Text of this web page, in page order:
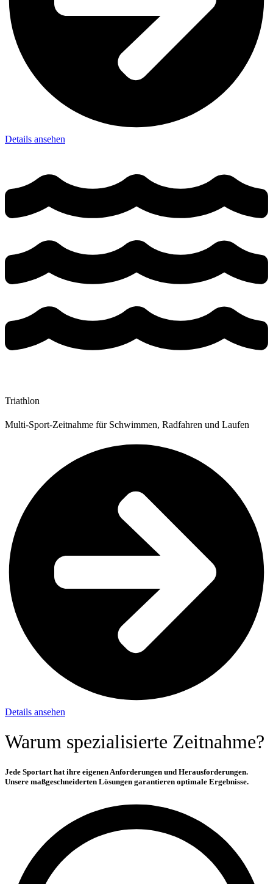
Details ansehen
Triathlon
Multi-Sport-Zeitnahme für Schwimmen, Radfahren und Laufen
Details ansehen
Warum spezialisierte Zeitnahme?
Jede Sportart hat ihre eigenen Anforderungen und Herausforderungen.
Unsere maßgeschneiderten Lösungen garantieren optimale Ergebnisse.